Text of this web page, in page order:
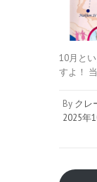
10月と
すよ！
By クレ
2025年